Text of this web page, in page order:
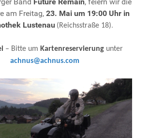
am Freitag, 23. Mai um 19:00 Uhr in
Lustenau (Reichsstraße 18).
– Bitte um Kartenreservierungunter
achnus@achnus.com